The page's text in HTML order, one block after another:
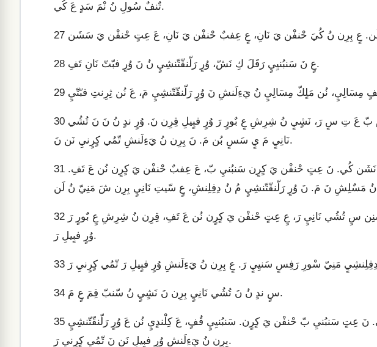
تٌنفٌ سُولِ نُ نْمَ سَدٍ عَ كُي.
27
28 عٍ نَ سَنبُنيِيٍ رَقَلَ كِ نَشّ، وُرٍ رَلّنقّتّنشِيٍ نُ نَ وُرٍ فبّتّ نَانِ تَفِ.
29
30
نَانِيٍ مَ يٍ سَسٍ بُن مَ. نَ بِرِن نُ يَءِلَنشِ تّمُي كٍرٍنيِ نَن نَ.
31
32
وُرٍ فبٍيلِ رَ.
33
34 سٍ ندٍ نُ نَ تُشُي نَانِيٍ بِرِن نَ نَشٍيٍ نُ سّنبّ قِمَ عٍ مَ.
35
بِرِن نُ يَءِلَنشِ وُرٍ فبٍيلِ نَن نَ تّمُي كٍرٍنيِ رَ.